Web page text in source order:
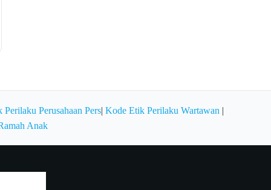
Perusahaan Pers Kode Etik Perilaku Wartawan
Anak